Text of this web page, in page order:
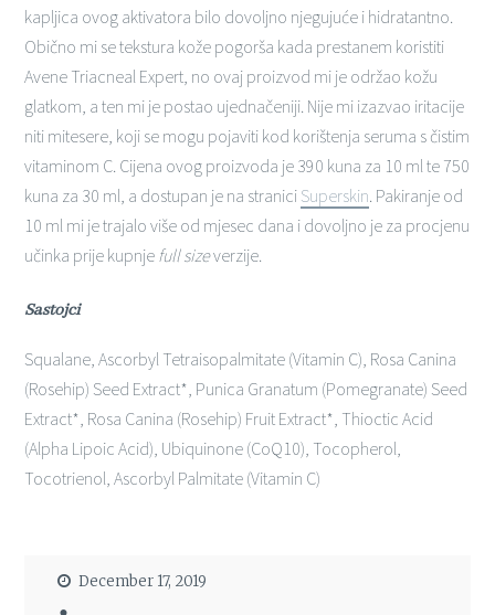
kapljica ovog aktivatora bilo dovoljno njegujuće i hidratantno.
Obično mi se tekstura kože pogorša kada prestanem koristiti
Avene Triacneal Expert, no ovaj proizvod mi je održao kožu
glatkom, a ten mi je postao ujednačeniji. Nije mi izazvao iritacije
niti mitesere, koji se mogu pojaviti kod korištenja seruma s čistim
vitaminom C. Cijena ovog proizvoda je 390 kuna za 10 ml te 750
kuna za 30 ml, a dostupan je na stranici Superskin. Pakiranje od
10 ml mi je trajalo više od mjesec dana i dovoljno je za procjenu
učinka prije kupnje full sizeverzije.
Sastojci
Squalane, Ascorbyl Tetraisopalmitate (Vitamin C), Rosa Canina
(Rosehip) Seed Extract*, Punica Granatum (Pomegranate) Seed
Extract*, Rosa Canina (Rosehip) Fruit Extract*, Thioctic Acid
(Alpha Lipoic Acid), Ubiquinone (CoQ10), Tocopherol,
Tocotrienol, Ascorbyl Palmitate (Vitamin C)
December 17, 2019